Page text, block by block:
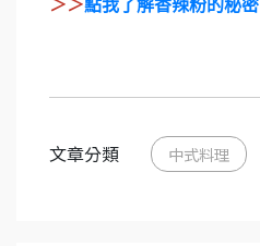
＞＞點我了解香辣粉的秘密
文章分類 中式料理